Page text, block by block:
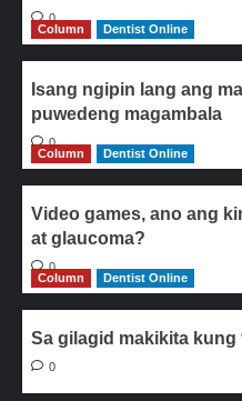
0
Column
Dentist Online
Isang ngipin lang ang
puwedeng magambala
0
Column
Dentist Online
Video games, ano ang
at glaucoma?
0
Column
Dentist Online
Sa gilagid makikita
0